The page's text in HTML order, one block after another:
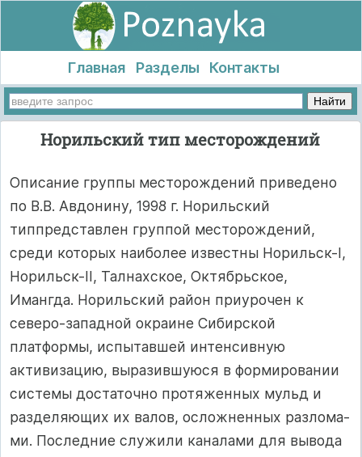
Главная Разделы Контакты
Норильский тип месторождений
Описание группы месторождений приведено
по В.В. Авдонину, 1998 г. Норильский
типпредставлен группой месторождений,
среди которых наиболее известны Норильск-I,
Норильск-II, Талнахское, Октябрьское,
Имангда. Норильский район приурочен к
северо-за­падной окраине Сибирской
платформы, испытавшей интенсивную
активизацию, выразившуюся в фор­мировании
системы достаточно протяженных мульд и
разделяющих их валов, осложненных разлома­
ми. Последние служили каналами для вывода